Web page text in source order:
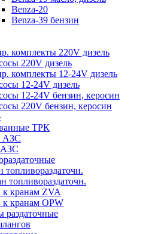
Benza-20
Benza-39 бензин
комплекты 220V дизель
220V дизель
комплекты 12-24V дизель
12-24V дизель
12-24V бензин, керосин
220V бензин, керосин
ТРК
АЗС
топливораздаточн.
топливораздаточн.
к кранам ZVA
к кранам OPW
раздаточные